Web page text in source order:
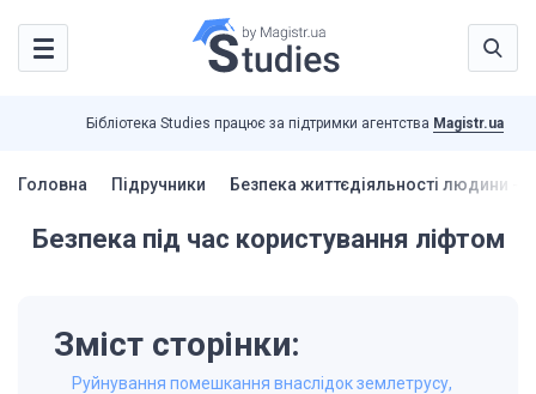
Бібліотека Studies працює за підтримки агентства Magistr.ua
Головна Підручники Безпека життєдіяльності людини -
Безпека під час користування ліфтом
Зміст сторінки:
Руйнування помешкання внаслідок землетрусу,